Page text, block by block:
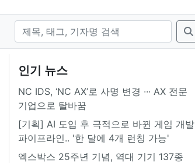
인기 뉴스
NC IDS, ‘NC AX’로 사명 변경 ∙∙∙ AX 전문
기업으로 탈바꿈
[기획] AI 도입 후 극적으로 바뀐 게임 개발
파이프라인.. '한 달에 4개 런칭 가능'
엑스박스 25주년 기념, 역대 기기 137종